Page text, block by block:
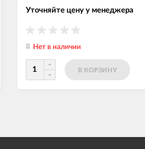
Уточняйте цену у менеджера
Нет в наличии
В КОРЗИНУ